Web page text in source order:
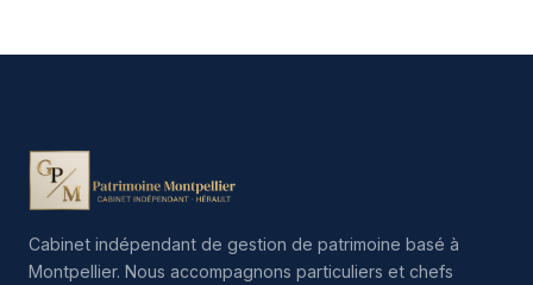
Cabinet indépendant de gestion de patrimoine basé à
Montpellier. Nous accompagnons particuliers et chefs